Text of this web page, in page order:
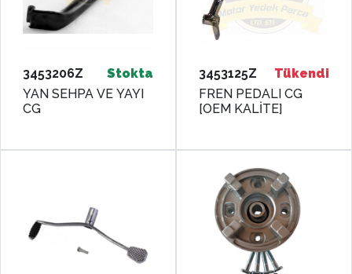
3453206Z
Stokta
YAN SEHPA VE YAYI
CG
3453125Z
Tükendi
FREN PEDALI CG
[OEM KALİTE]